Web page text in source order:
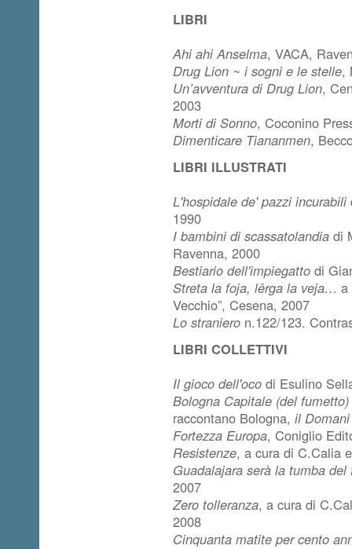
LIBRI
Ahi ahi Anselma, VACA,
Drug Lion ~ i sogni e le stelle,
Un’avventura di Drug Lion,
2003
Morti di Sonno, Coconino
Dimenticare Tiananmen,
LIBRI ILLUSTRATI
L'hospidale de' pazzi incurabili
1990
I bambini di scassatolandia di
Ravenna, 2000
Bestiario dell'impiegatto di
Streta la foja, lêrga la veja… a
Vecchio”, Cesena, 2007
Lo straniero n.122/123.
LIBRI COLLETTIVI
Il gioco dell'oco di Esulino
Bologna Capitale (del fumetto)
raccontano Bologna, il
Fortezza Europa, Coniglio
Resistenze, a cura di C.Calia
Guadalajara serà la tumba del
2007
Zero tolleranza, a cura di
2008
Cinquanta matite per cento